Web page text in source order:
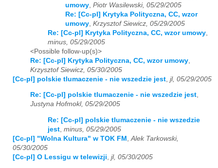
umowy Piotr Wasilewski, 05/29/2005
Re: [Cc-pl] Krytyka Polityczna, CC, wzor
umowy Krzysztof Siewicz, 05/29/2005
Re: [Cc-pl] Krytyka Polityczna, CC, wzor umowy
minus, 05/29/2005
<Possible follow-up(s)>
Re: [Cc-pl] Krytyka Polityczna, CC, wzor umowy
Krzysztof Siewicz, 05/30/2005
[Cc-pl] polskie tlumaczenie - nie wszedzie jest jl, 05/29/2005
Re: [Cc-pl] polskie tlumaczenie - nie wszedzie jest,
Justyna Hofmokl, 05/29/2005
Re: [Cc-pl] polskie tlumaczenie - nie wszedzie
jest minus, 05/29/2005
[Cc-pl] "Wolna Kultura" w TOK FM
Alek Tarkowski,
05/30/2005
[Cc-pl] O Lessigu w telewizji jl, 05/30/2005